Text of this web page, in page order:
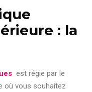
: la
est régie par le
où vous souhaitez